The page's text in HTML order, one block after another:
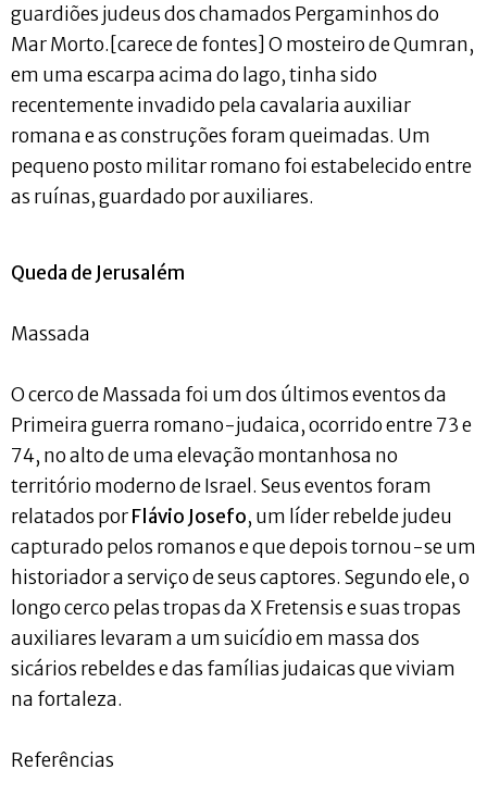
guardiões judeus dos chamados Pergaminhos do
Mar Morto.[carece de fontes] O mosteiro de Qumran,
em uma escarpa acima do lago, tinha sido
recentemente invadido pela cavalaria auxiliar
romana e as construções foram queimadas. Um
pequeno posto militar romano foi estabelecido entre
as ruínas, guardado por auxiliares.
Queda de Jerusalém
Massada
O cerco de Massada foi um dos últimos eventos da
Primeira guerra romano-judaica, ocorrido entre 73 e
74, no alto de uma elevação montanhosa no
território moderno de Israel. Seus eventos foram
relatados porFlávio Josefo, um líder rebelde judeu
capturado pelos romanos e que depois tornou-se um
historiador a serviço de seus captores. Segundo ele, o
longo cerco pelas tropas da X Fretensis e suas tropas
auxiliares levaram a um suicídio em massa dos
sicários rebeldes e das famílias judaicas que viviam
na fortaleza.
Referências